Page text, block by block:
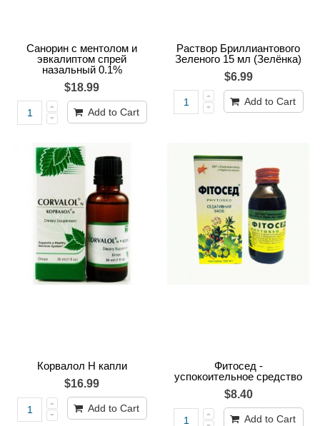
Санорин с ментолом и
эвкалиптом спрей
назальный 0.1%
$18.99
Add to Cart
Раствор Бриллиантового
Зеленого 15 мл (Зелёнка)
$6.99
Add to Cart
Корвалол Н капли
$16.99
Add to Cart
Фитосед -
успокоительное средство
$8.40
Add to Cart